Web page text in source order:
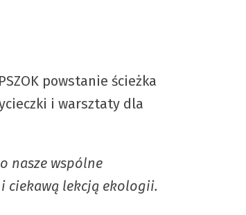
powstanie ścieżka
i warsztaty dla
nasze wspólne
i ciekawą lekcją ekologii.